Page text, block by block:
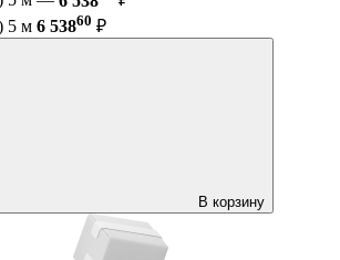
5 м 6 53860 ₽
В корзину